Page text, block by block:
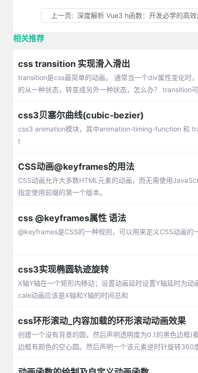
上一页: 深度解析 Vue3 h函数：开发必学的高
相关推荐
css transition 实现滑入滑出
transition是css最简单的动画。 通常当一个div属性变化时
的从一种状态，转变成另外一种状态，怎么办？ transition可
css3贝塞尔曲线(cubic-bezier)
css3 animation模块，其中animation-timing-function 和
t
CSS动画@keyframes的用法
CSS动画允许大多数HTML元素的动画，而无需使用
指定使用前缀的第一个版本。
css @keyframes属性 语法
@keyframes是CSS的一种规则，可以用来定义CSS动画的
css3实现椭圆轨迹旋转
X轴Y轴在一个矩形内移动；设置动画延时设置Y轴延时为
cale动画应该是X轴和Y轴的时间总和
css环形滚动_内容加载的环形滚动动画效果
创建一个没有背景的圆，然后声明透明度为0.1的黑色边框
边框有颜色的空心圆。然后声明一个该元素逆时针旋转